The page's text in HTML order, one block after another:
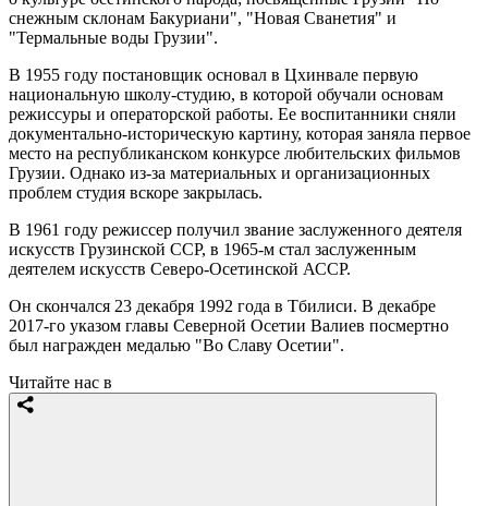
снежным склонам Бакуриани", "Новая Сванетия" и
"Термальные воды Грузии".
В 1955 году постановщик основал в Цхинвале первую
национальную школу-студию, в которой обучали основам
режиссуры и операторской работы. Ее воспитанники сняли
документально-историческую картину, которая заняла первое
место на республиканском конкурсе любительских фильмов
Грузии. Однако из-за материальных и организационных
проблем студия вскоре закрылась.
В 1961 году режиссер получил звание заслуженного деятеля
искусств Грузинской ССР, в 1965-м стал заслуженным
деятелем искусств Северо-Осетинской АССР.
Он скончался 23 декабря 1992 года в Тбилиси. В декабре
2017-го указом главы Северной Осетии Валиев посмертно
был награжден медалью "Во Славу Осетии".
Читайте нас в